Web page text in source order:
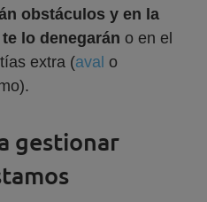
obstáculos y en la
lo denegarán o en el
extra (aval o
gestionar